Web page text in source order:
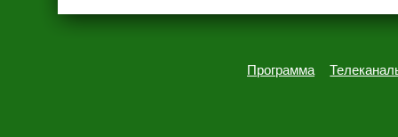
Программа